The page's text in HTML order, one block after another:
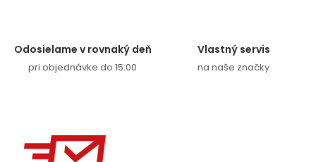
PODPORA
Podmienky ochrany osobných údajov
Odosielame v rovnaký deň
pri objednávke do 15:00
Vlastný servis
na naše značky